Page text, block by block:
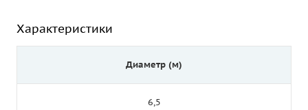
Характеристики
Диаметр (м)
6,5